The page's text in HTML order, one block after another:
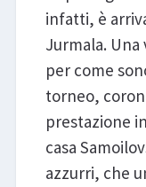
infatti, è
Jurmala.
per come
torneo,
prestazione
casa
azzurri, che